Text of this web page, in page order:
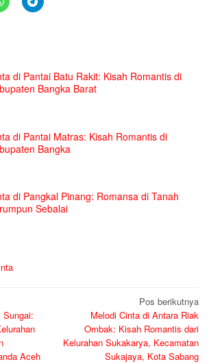
di Pantai Batu Rakit: Kisah Romantis di
Bangka Barat
di Pantai Matras: Kisah Romantis di
Bangka
di Pangkal Pinang: Romansa di Tanah
Sebalai
Sungai:
Aceh
Pos berikutnya
Melodi Cinta di Antara Riak
Ombak: Kisah Romantis dari
Kelurahan Sukakarya, Kecamatan
Sukajaya, Kota Sabang